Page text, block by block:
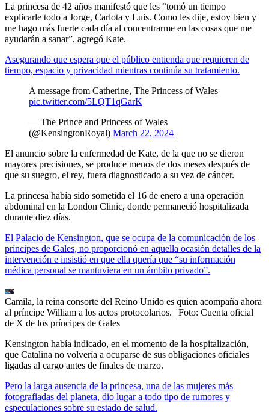
La princesa de 42 años manifestó que les “tomó un tiempo
explicarle todo a Jorge, Carlota y Luis. Como les dije, estoy bien y
me hago más fuerte cada día al concentrarme en las cosas que me
ayudarán a sanar”, agregó Kate.
Asegurando que espera que el público entienda que requieren de
tiempo, espacio y privacidad mientras continúa su tratamiento.
A message from Catherine, The Princess of Wales
pic.twitter.com/5LQT1qGarK
— The Prince and Princess of Wales
(@KensingtonRoyal) March 22, 2024
El anuncio sobre la enfermedad de Kate, de la que no se dieron
mayores precisiones, se produce menos de dos meses después de
que su suegro, el rey, fuera diagnosticado a su vez de cáncer.
La princesa había sido sometida el 16 de enero a una operación
abdominal en la London Clinic, donde permaneció hospitalizada
durante diez días.
El Palacio de Kensington, que se ocupa de la comunicación de los
príncipes de Gales, no proporcionó en aquella ocasión detalles de la
intervención e insistió en que ella quería que “su información
médica personal se mantuviera en un ámbito privado”.
Camila, la reina consorte del Reino Unido es quien acompaña ahora
al príncipe William a los actos protocolarios. | Foto: Cuenta oficial
de X de los príncipes de Gales
Kensington había indicado, en el momento de la hospitalización,
que Catalina no volvería a ocuparse de sus obligaciones oficiales
ligadas al cargo antes de finales de marzo.
Pero la larga ausencia de la princesa, una de las mujeres más
fotografiadas del planeta, dio lugar a todo tipo de rumores y
especulaciones sobre su estado de salud.